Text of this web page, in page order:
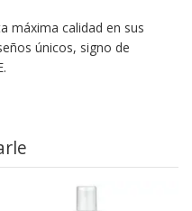
máxima calidad en sus
únicos, signo de